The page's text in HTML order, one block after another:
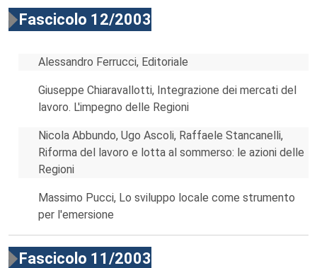
Fascicolo 12/2003
Alessandro Ferrucci, Editoriale
Giuseppe Chiaravallotti, Integrazione dei mercati del
lavoro. L'impegno delle Regioni
Nicola Abbundo, Ugo Ascoli, Raffaele Stancanelli,
Riforma del lavoro e lotta al sommerso: le azioni delle
Regioni
Massimo Pucci, Lo sviluppo locale come strumento
per l'emersione
Fascicolo 11/2003